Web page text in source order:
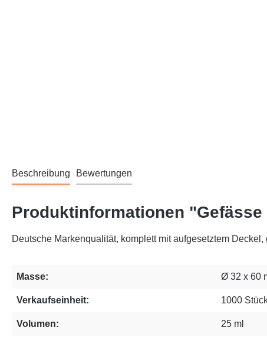
Beschreibung Bewertungen
Produktinformationen
Deutsche Markenqualität, komplett mit aufgesetztem
Masse: Ø 32 x 60
Verkaufseinheit: 1000
Volumen: 25 ml